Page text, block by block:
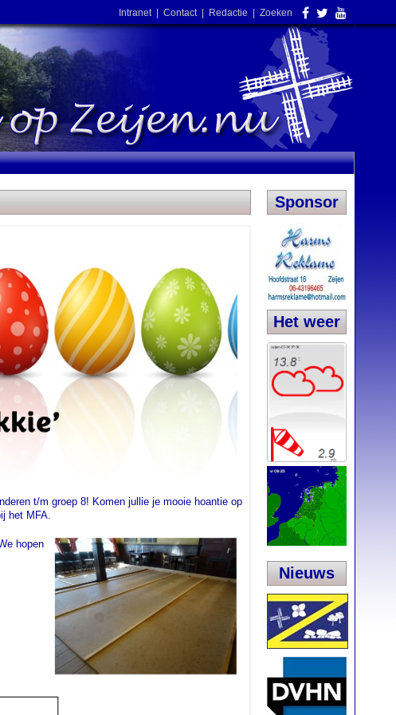
Intranet| Contact| Redactie Zoeken
Sponsor
Het weer
Nieuws
t/m groep 8! Komen jullie je mooie hoantie op
het MFA.
hopen